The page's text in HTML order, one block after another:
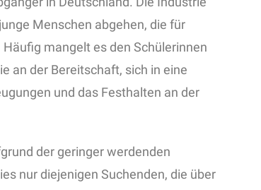
Menschen abgehen, die für
mangelt es den Schülerinnen
an der Bereitschaft, sich in eine
und das Festhalten an der
der geringer werdenden
nur diejenigen Suchenden, die über